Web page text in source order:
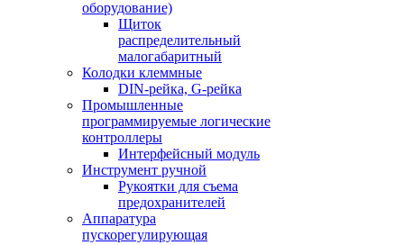
оборудование)
Щиток
распределительный
малогабаритный
Колодки клеммные
DIN-рейка, G-рейка
Промышленные
программируемые логические
контроллеры
Интерфейсный модуль
Инструмент ручной
Рукоятки для съема
предохранителей
Аппаратура
пускорегулирующая